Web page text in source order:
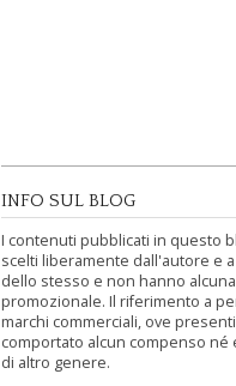
INFO SUL BLOG
I contenuti pubblicati in questo
scelti liberamente dall'autore e
dello stesso e non hanno
promozionale. Il riferimento a
marchi commerciali, ove
comportato alcun compenso né
di altro genere.